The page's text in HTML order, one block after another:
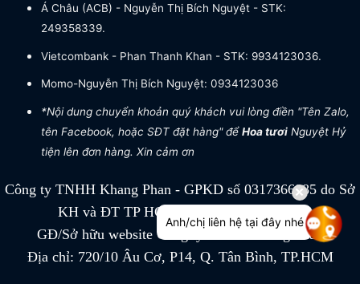
Á Châu (ACB) - Nguyễn Thị Bích Nguyệt - STK:
249358339.
Vietcombank - Phan Thanh Khan - STK: 9934123036.
Momo-Nguyễn Thị Bích Nguyệt: 0934123036
*Nội dung chuyển khoản quý khách vui lòng điền "Tên Zalo,
tên Facebook, hoặc SĐT đặt hàng" đểHoa tươiNguyệt Hỷ
tiện lên đơn hàng. Xin cảm ơn
Công ty TNHH Khang Phan - GPKD số 0317366885 do Sở
KH và ĐT TP HCM cấp ngày 04/07/2022
GĐ/Sở hữu website Công ty TNHH Khang Phan
Địa chỉ: 720/10 Âu Cơ, P14, Q. Tân Bình, TP.HCM
Anh/chị liên hệ tại đây nhé